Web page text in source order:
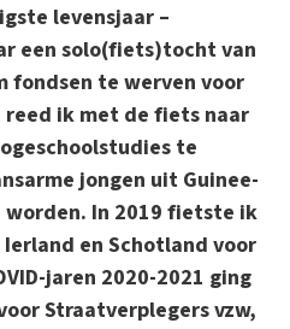
levensjaar –
een solo(fiets)tocht van
fondsen te werven voor
reed ik met de fiets naar
te
jongen uit Guinee-
worden. In 2019 fietste ik
en Schotland voor
jaren 2020-2021 ging
Straatverplegers vzw,